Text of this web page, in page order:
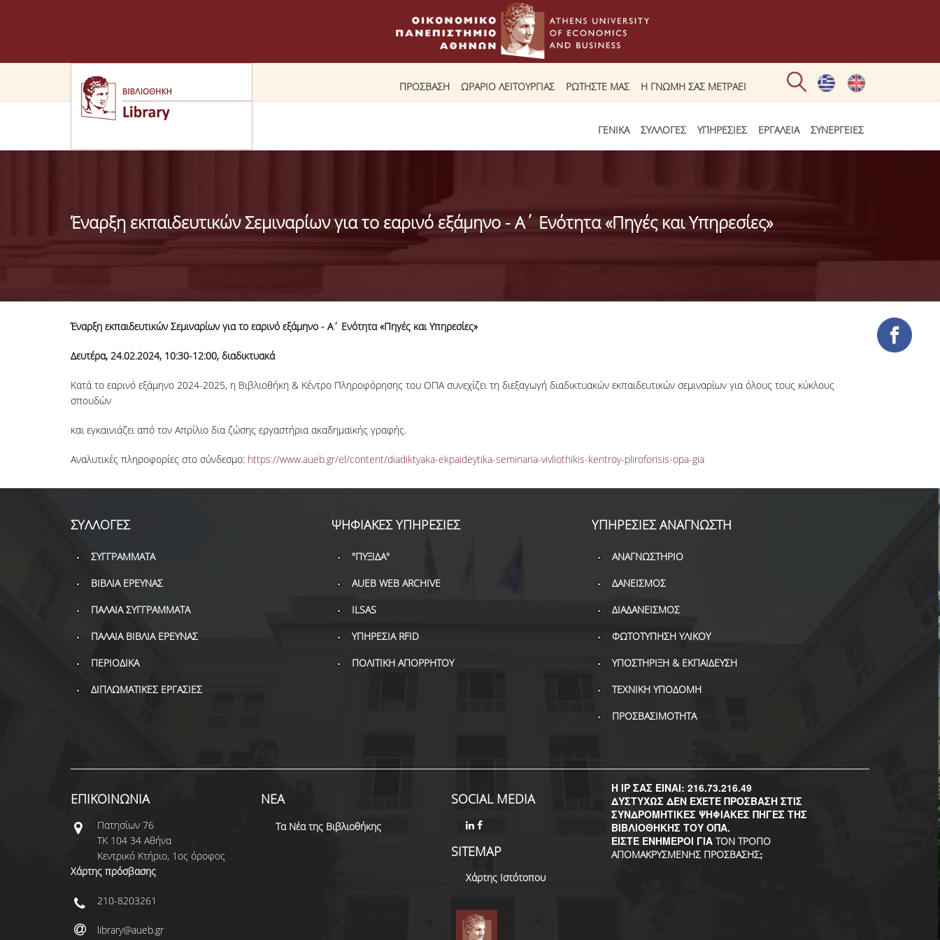
ΠΡΟΣΒΑΣΗ ΩΡΑΡΙΟ ΛΕΙΤΟΥΡΓΙΑΣ ΡΩΤΗΣΤΕ ΜΑΣ Η ΓΝΩΜΗ ΣΑΣ ΜΕΤΡΑΕΙ
ΓΕΝΙΚΑ ΣΥΛΛΟΓΕΣ ΥΠΗΡΕΣΙΕΣ ΕΡΓΑΛΕΙΑ ΣΥΝΕΡΓΕΙΕΣ
Έναρξη εκπαιδευτικών Σεμιναρίων για το εαρινό εξάμηνο - Α΄ Ενότητα «Πηγές και Υπηρεσίες»
Έναρξη εκπαιδευτικών Σεμιναρίων για το εαρινό εξάμηνο - Α΄ Ενότητα «Πηγές και Υπηρεσίες»
Δευτέρα, 24.02.2024, 10:30-12:00, διαδικτυακά
Κατά το εαρινό εξάμηνο 2024-2025, η Βιβλιοθήκη & Κέντρο Πληροφόρησης του ΟΠΑ συνεχίζει τη διεξαγωγή διαδικτυακών εκπαιδευτικών σεμιναρίων για όλους τους κύκλους
σπουδών
και εγκαινιάζει από τον Απρίλιο δια ζώσης εργαστήρια ακαδημαϊκής γραφής.
Αναλυτικές πληροφορίες στο σύνδεσμο: https://www.aueb.gr/el/content/diadiktyaka-ekpaideytika-seminaria-vivliothikis-kentroy-pliroforisis-opa-gia
ΣΥΛΛΟΓΕΣ
ΣΥΓΓΡΑΜΜΑΤΑ
ΒΙΒΛΙΑ ΕΡΕΥΝΑΣ
ΠΑΛΑΙΑ ΣΥΓΓΡΑΜΜΑΤΑ
ΠΑΛΑΙΑ ΒΙΒΛΙΑ ΕΡΕΥΝΑΣ
ΠΕΡΙΟΔΙΚΑ
ΔΙΠΛΩΜΑΤΙΚΕΣ ΕΡΓΑΣΙΕΣ
ΨΗΦΙΑΚΕΣ ΥΠΗΡΕΣΙΕΣ
"ΠΥΞΙΔΑ"
AUEB WEB ARCHIVE
ILSAS
ΥΠΗΡΕΣΙΑ RFID
ΠΟΛΙΤΙΚΗ ΑΠΟΡΡΗΤΟΥ
ΥΠΗΡΕΣΙΕΣ ΑΝΑΓΝΩΣΤΗ
ΑΝΑΓΝΩΣΤΗΡΙΟ
ΔΑΝΕΙΣΜΟΣ
ΔΙΑΔΑΝΕΙΣΜΟΣ
ΦΩΤΟΤΥΠΗΣΗ ΥΛΙΚΟΥ
ΥΠΟΣΤΗΡΙΞΗ & ΕΚΠΑΙΔΕΥΣΗ
ΤΕΧΝΙΚΗ ΥΠΟΔΟΜΗ
ΠΡΟΣΒΑΣΙΜΟΤΗΤΑ
Η IP ΣΑΣ ΕΙΝΑΙ: 216.73.216.49
ΔΥΣΤΥΧΩΣ ΔΕΝ ΕΧΕΤΕ ΠΡΟΣΒΑΣΗ ΣΤΙΣ
ΣΥΝΔΡΟΜΗΤΙΚΕΣ ΨΗΦΙΑΚΕΣ ΠΗΓΕΣ ΤΗΣ
ΒΙΒΛΙΟΘΗΚΗΣ ΤΟΥ ΟΠΑ.
ΕΙΣΤΕ ΕΝΗΜΕΡΟΙ ΓΙΑ ΤΟΝ ΤΡΟΠΟ
ΑΠΟΜΑΚΡΥΣΜΕΝΗΣ ΠΡΟΣΒΑΣΗΣ;
ΕΠΙΚΟΙΝΩΝΙΑ
Πατησίων 76
ΤΚ 104 34 Αθήνα
Κεντρικό Κτήριο, 1ος όροφος
Χάρτης πρόσβασης
210-8203261
library@aueb.gr
ΝΕΑ
Τα Νέα της Βιβλιοθήκης
SOCIAL MEDIA
SITEMAP
Χάρτης Ιστότοπου